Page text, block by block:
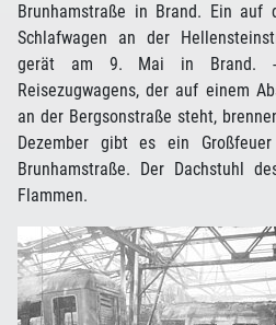
Brunhamstraße in Brand. Ein auf
Schlafwagen an der
gerät am 9. Mai in Brand. -
Reisezugwagens, der auf einem
an der Bergsonstraße steht,
Dezember gibt es ein
Brunhamstraße. Der Dachstuhl
Flammen.